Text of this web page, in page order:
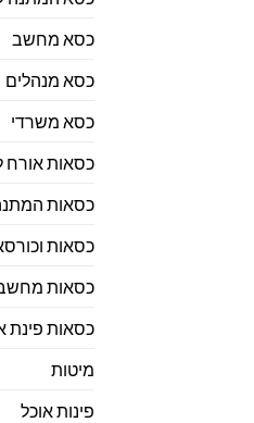
כסא מחשב
כסא מנהלים
כסא משרדי
כסאות
כסאות
כסאות
כסאות
כסאות פינת
מיטות
פינות אוכל